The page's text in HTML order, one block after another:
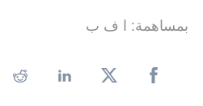
بمساهمة: ا ف ب